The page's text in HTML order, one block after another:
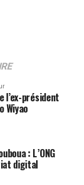
l’ex-président
Wiyao
: L’ONG
digital